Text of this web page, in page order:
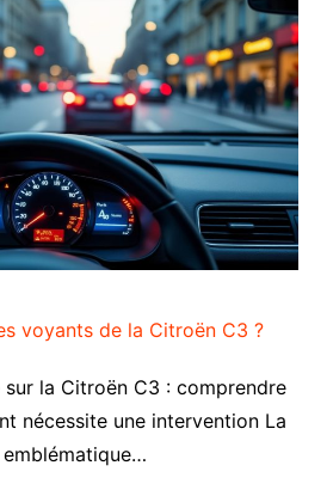
voyants de la Citroën C3 ?
sur la Citroën C3 : comprendre
nécessite une intervention La